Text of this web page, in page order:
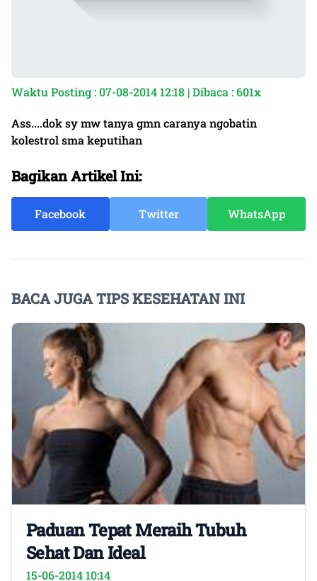
Waktu Posting : 07-08-2014 12:18 | Dibaca : 601x
Ass....dok sy mw tanya gmn caranya ngobatin
kolestrol sma keputihan
Bagikan Artikel Ini:
Facebook Twitter WhatsApp
BACA JUGA TIPS KESEHATAN INI
Paduan Tepat Meraih Tubuh
Sehat Dan Ideal
15-06-2014 10:14